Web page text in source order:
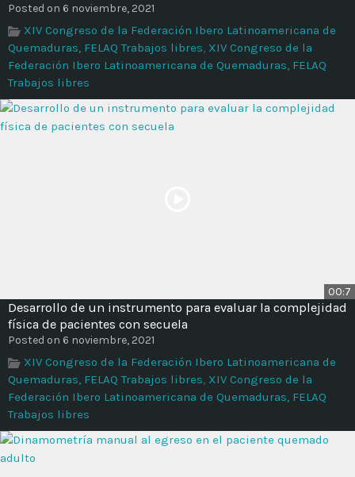
Posted on 6 noviembre, 2021
XIV Congreso de la Federación Ibero Latinoamericana de
Quemaduras, FELAQ Trabajos libres, XIV Congreso de la
Federación Ibero Latinoamericana de Quemaduras, FELAQ
Trabajos libres
00:7
Desarrollo de un instrumento para evaluar la complejidad
física de pacientes con secuela
Posted on 6 noviembre, 2021
XIV Congreso de la Federación Ibero Latinoamericana de
Quemaduras, FELAQ Trabajos libres, XIV Congreso de la
Federación Ibero Latinoamericana de Quemaduras, FELAQ
Trabajos libres